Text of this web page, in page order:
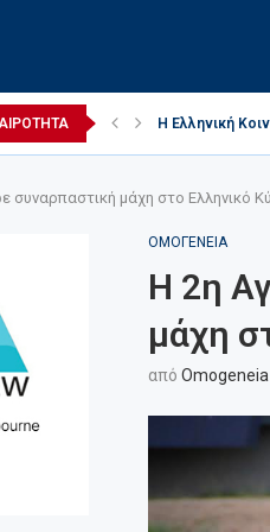
Η Ελληνική
συναρπαστική μάχη στο Ελληνικό
ΟΜΟΓΕΝΕΙΑ
Η 2η
μάχη
από